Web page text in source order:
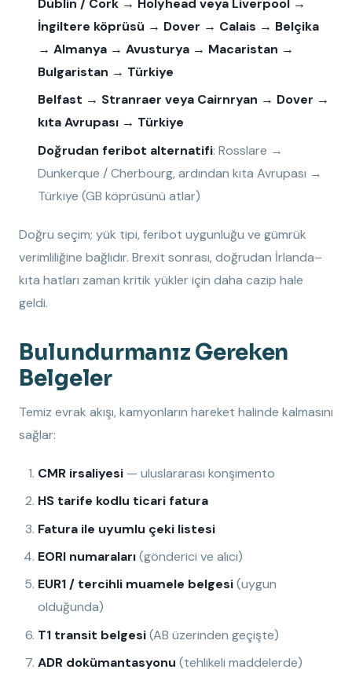
Dublin / Cork → Holyhead veya Liverpool →
İngiltere köprüsü → Dover → Calais → Belçika
→ Almanya → Avusturya → Macaristan →
Bulgaristan → Türkiye
Belfast → Stranraer veya Cairnryan → Dover →
kıta Avrupası → Türkiye
Doğrudan feribot alternatifi: Rosslare →
Dunkerque / Cherbourg, ardından kıta Avrupası →
Türkiye (GB köprüsünü atlar)
Doğru seçim; yük tipi, feribot uygunluğu ve gümrük
verimliliğine bağlıdır. Brexit sonrası, doğrudan İrlanda–
kıta hatları zaman kritik yükler için daha cazip hale
geldi.
Bulundurmanız Gereken
Belgeler
Temiz evrak akışı, kamyonların hareket halinde kalmasını
sağlar:
CMR irsaliyesi — uluslararası konşimento
HS tarife kodlu ticari fatura
Fatura ile uyumlu çeki listesi
EORI numaraları(gönderici ve alıcı)
EUR1 / tercihli muamele belgesi(uygun
olduğunda)
T1 transit belgesi(AB üzerinden geçişte)
ADR dokümantasyonu (tehlikeli maddelerde)